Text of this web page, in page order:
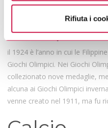
privacy.
Rifiuta i
poter soddisfare la crescente
Olimpiadi
il 1924 è l’anno in cui le
Giochi Olimpici. Nei Giochi
collezionato nove medaglie,
alcuna ai Giochi Olimpici
venne creato nel 1911, ma fu